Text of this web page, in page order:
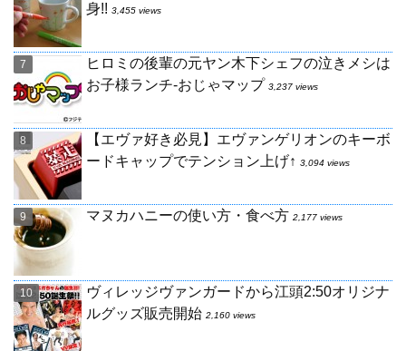
身!! 3,455 views
ヒロミの後輩の元ヤン木下シェフの泣きメシは
お子様ランチ-おじゃマップ 3,237 views
【エヴァ好き必見】エヴァンゲリオンのキーボ
ードキャップでテンション上げ↑ 3,094 views
マヌカハニーの使い方・食べ方 2,177 views
ヴィレッジヴァンガードから江頭2:50オリジナ
ルグッズ販売開始 2,160 views